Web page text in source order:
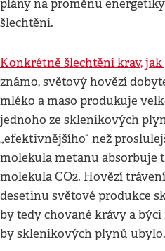
plány na proměnu
šlechtění.
Konkrétně šlechtění krav,
známo, světový hovězí
mléko a maso produkuje
jednoho ze skleníkových
„efektivnějšího“ než
molekula metanu absorbuje
molekula CO2. Hovězí
desetinu světové produkce
by tedy chované krávy a
by skleníkových plynů ubylo.